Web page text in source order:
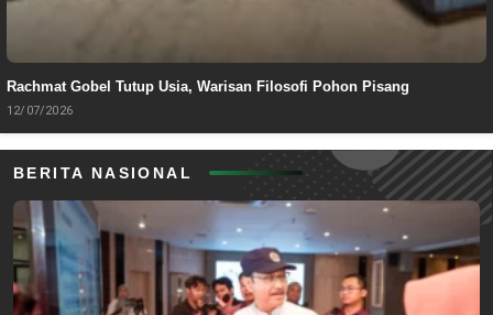
Rachmat Gobel Tutup Usia, Warisan Filosofi Pohon Pisang
12/07/2026
BERITA NASIONAL